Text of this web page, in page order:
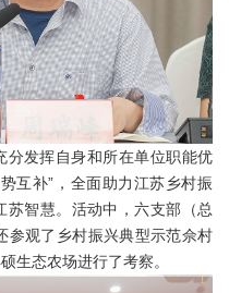
分发挥自身和所在单位职能优
互补”，全面助力江苏乡村振
苏智慧。活动中，六支部（总
参观了乡村振兴典型示范佘村
生态农场进行了考察。